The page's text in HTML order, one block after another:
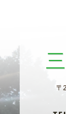
〒